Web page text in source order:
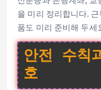
을 미리 정리합니다.
품도 미리 준비해 두세
안전 수칙
호